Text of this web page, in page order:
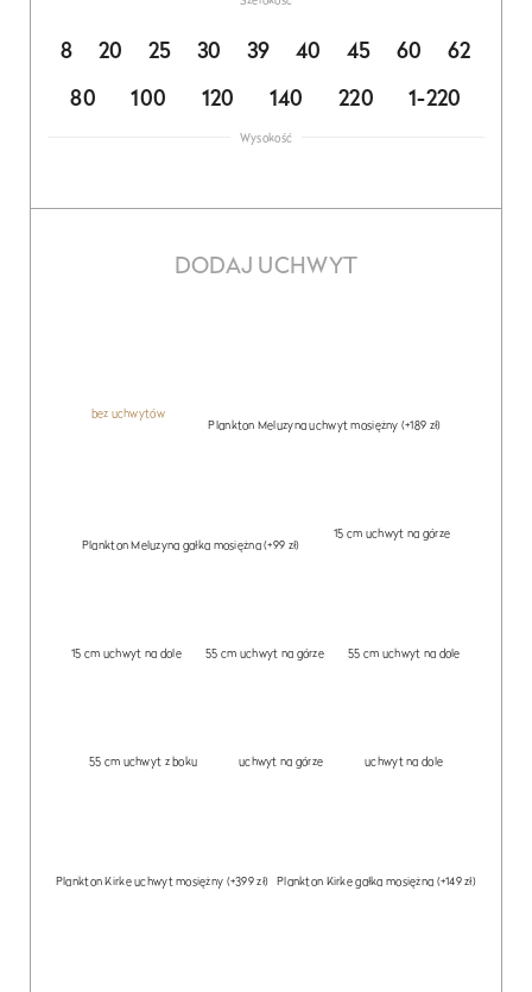
8 20 25 30 39 40 45 60
62
80
100 120 140 220 1-220
Wysokość
DODAJ UCHWYT
bez uchwytów
Plankton Meluzyna uchwyt mosiężny (+189 zł)
Plankton Meluzyna gałka mosiężna (+99 zł)
15 cm uchwyt na górze
15 cm uchwyt na dole 55 cm uchwyt na górze 55 cm uchwyt na dole
55 cm uchwyt z boku uchwyt na górze uchwyt na dole
Plankton Kirke uchwyt mosiężny (+399 zł) Plankton Kirke gałka mosiężna (+149 zł)